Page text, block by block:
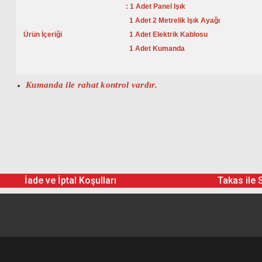
Ürün İçeriği
: 1 Adet Panel Işık
1 Adet 2 Metrelik Işık Ayağı
1 Adet Elektrik Kablosu
1 Adet Kumanda
Kumanda ile rahat kontrol vardır.
İade ve İptal Koşulları Takas ile